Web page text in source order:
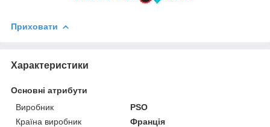
Приховати
Характеристики
Основні атрибути
Виробник
PSO
Країна виробник
Франція